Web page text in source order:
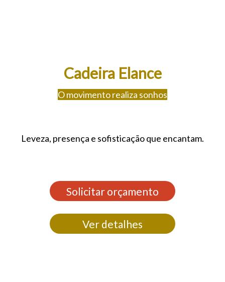
Cadeira Elance
O movimento realiza sonhos
Leveza, presença e sofisticação que encantam.
Solicitar orçamento
Ver detalhes